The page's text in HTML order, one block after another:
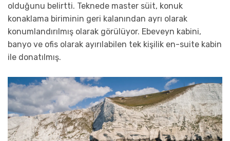
olduğunu belirtti. Teknede master süit, konuk
konaklama biriminin geri kalanından ayrı olarak
konumlandırılmış olarak görülüyor. Ebeveyn kabini,
banyo ve ofis olarak ayırılabilen tek kişilik en-suite kabin
ile donatılmış.